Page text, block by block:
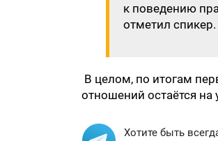
к поведению
отметил спикер.
В целом, по итогам
отношений остаётся на
Хотите быть